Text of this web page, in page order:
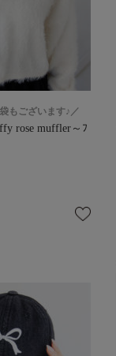
もございます♪／
rose muffler～ﾌ